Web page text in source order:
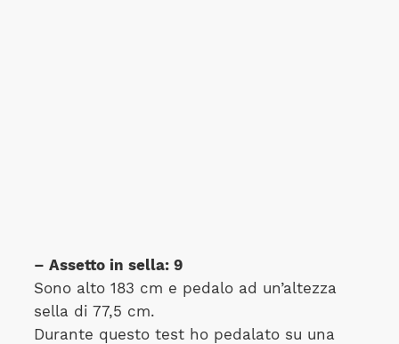
– Assetto in sella: 9
Sono alto 183 cm e pedalo ad un’altezza
sella di 77,5 cm.
Durante questo test ho pedalato su una